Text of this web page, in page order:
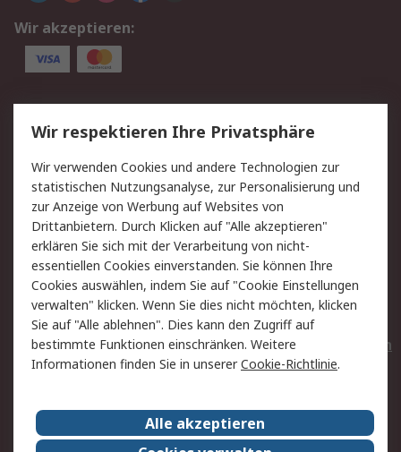
Wir akzeptieren:
Service
Value Added Services
Lieferlösungen
Rücksendungen
Kontakt
Hilfe
Privatkunden
Rechtliches
AGB
Datenschutz
Cookie-Richtlinie
Zahlungsbedingungen
Copyright/Impressum
Entsorgung
Elektrogeräte/Batterien
RS weltweit
Wir respektieren Ihre Privatsphäre
Wir verwenden Cookies und andere Technologien zur
statistischen Nutzungsanalyse, zur Personalisierung und
zur Anzeige von Werbung auf Websites von
Drittanbietern. Durch Klicken auf "Alle akzeptieren"
erklären Sie sich mit der Verarbeitung von nicht-
essentiellen Cookies einverstanden. Sie können Ihre
Cookies auswählen, indem Sie auf "Cookie Einstellungen
verwalten" klicken. Wenn Sie dies nicht möchten, klicken
Sie auf "Alle ablehnen". Dies kann den Zugriff auf
bestimmte Funktionen einschränken. Weitere
Informationen finden Sie in unsererCookie-Richtlinie.
Alle akzeptieren